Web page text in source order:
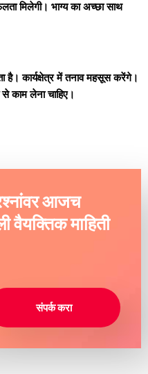
मिलेगी। भाग्य का अच्छा साथ
कार्यक्षेत्र में तनाव महसूस करेंगे।
काम लेना चाहिए।
आजच
वैयक्तिक माहिती
संपर्क करा